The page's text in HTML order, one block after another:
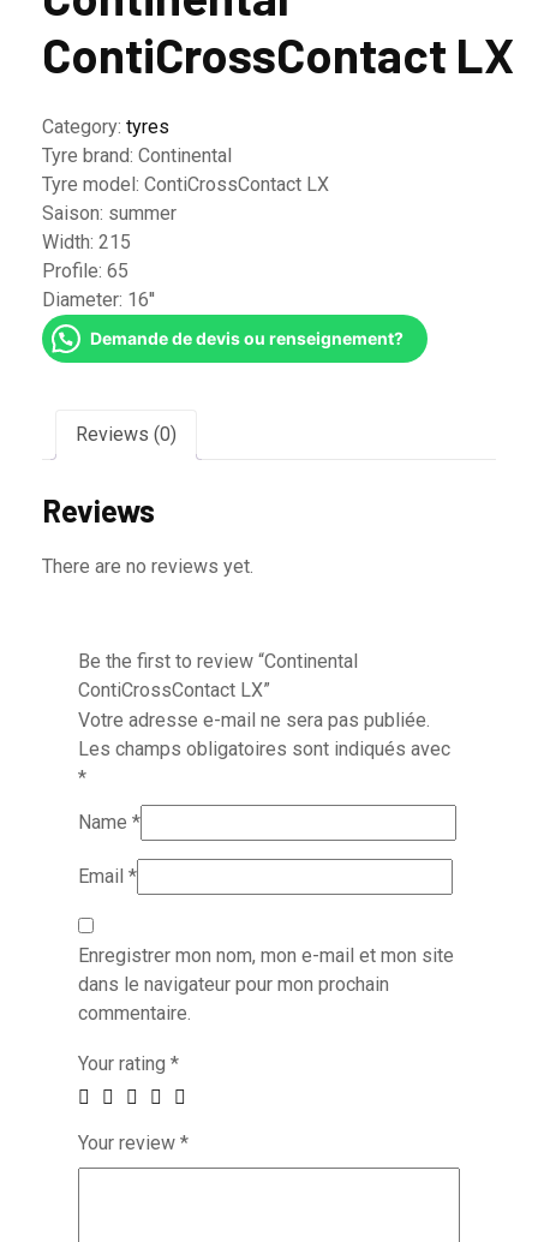
ContiCrossContact LX
Category: tyres
Tyre brand: Continental
Tyre model: ContiCrossContact LX
Saison: summer
Width: 215
Profile: 65
Diameter: 16''
Demande de devis ou renseignement?
Reviews (0)
Reviews
There are no reviews yet.
Be the first to review “Continental
ContiCrossContact LX”
Votre adresse e-mail ne sera pas publiée.
Les champs obligatoires sont indiqués avec
*
Name *
Email *
Enregistrer mon nom, mon e-mail et mon site
dans le navigateur pour mon prochain
commentaire.
Your rating *
Your review *